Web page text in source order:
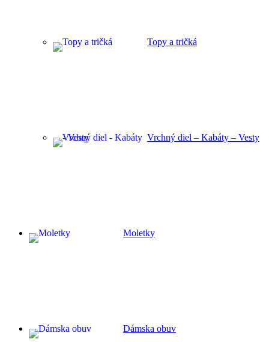
Topy a tričká
Vrchný diel – Kabáty – Vesty
Moletky
Dámska obuv